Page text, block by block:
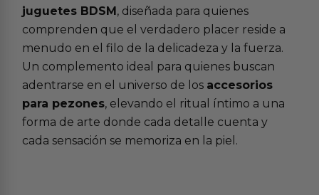
juguetes BDSM, diseñada para quienes
comprenden que el verdadero placer reside a
menudo en el filo de la delicadeza y la fuerza.
Un complemento ideal para quienes buscan
adentrarse en el universo de los accesorios
para pezones, elevando el ritual íntimo a una
forma de arte donde cada detalle cuenta y
cada sensación se memoriza en la piel.